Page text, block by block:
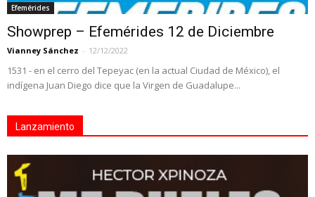
Efemérides
Showprep – Efemérides 12 de Diciembre
Vianney Sánchez - 12/12/2022
1531 - en el cerro del Tepeyac (en la actual Ciudad de México), el
indígena Juan Diego dice que la Virgen de Guadalupe...
Lanzamiento